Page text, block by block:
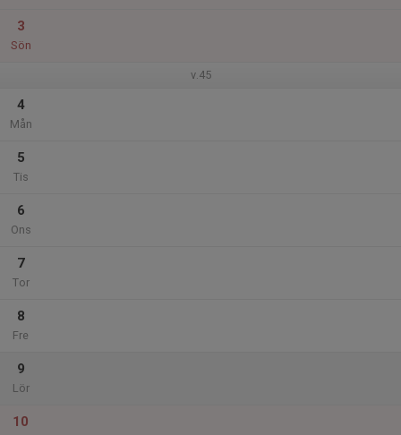
3
Sön
v.45
4
Mån
5
Tis
6
Ons
7
Tor
8
Fre
9
Lör
10